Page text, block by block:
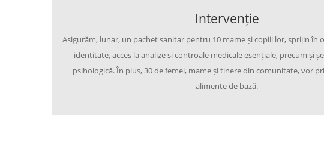
Intervenție
Asigurăm, lunar, un pachet sanitar pentru 10 mame și copiii lor, sprijin în
identitate, acces la analize și controale medicale esențiale, precum și
psihologică. În plus, 30 de femei, mame și tinere din comunitate, vor
alimente de bază.